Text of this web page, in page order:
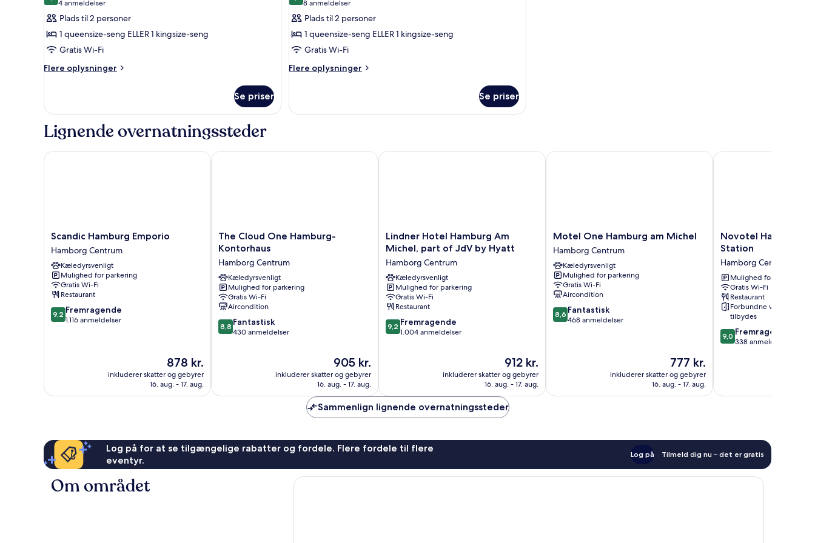
ONE)
ONE)
af
Værelse
-
balkon
(THE
4 anmeldelser
(4
anmeldelser)
Plads til 2 personer
1 queensize-seng ELLER 1 kingsize-seng
Gratis Wi-Fi
Flere oplysninger
Flere
-
(THE
Se priser
af
Værelse
(THE
ONE
with
8 anmeldelser
(8
anmeldelser)
Plads til 2 personer
1 queensize-seng ELLER 1 kingsize-seng
Gratis Wi-Fi
Flere oplysninger
Flere
(THE
Se priser
Lignende overnatningssteder
Scandic
Hamburg
Emporio
Hamborg
Centrum
Scandic Hamburg Emporio
Hamborg Centrum
Kæledyrsvenligt
Mulighed for parkering
Gratis Wi-Fi
Restaurant
9.2
ud
9,2 Fremragende
1.116 anmeldelser
Prisen
er
878 kr.
878 kr.
inkluderer skatter og gebyrer
16. aug. - 17. aug.
Scandic Hamburg Emporio
The
Cloud
Hamburg-
Kontorhaus
Hamborg
Centrum
The Cloud One Hamburg-
Kontorhaus
Hamborg Centrum
Kæledyrsvenligt
Mulighed for parkering
Gratis Wi-Fi
Aircondition
8.8
ud
8,8 Fantastisk
430 anmeldelser
Prisen
er
905 kr.
905 kr.
inkluderer skatter og gebyrer
16. aug. - 17. aug.
The Cloud One Hamburg-Kontorhaus
Lindner
Hotel
Hamburg
Am
Michel,
part
of
JdV
by
Hyatt
Lindner Hotel Hamburg Am
Michel, part of JdV by Hyatt
Hamborg Centrum
Kæledyrsvenligt
Mulighed for parkering
Gratis Wi-Fi
Restaurant
9.2
ud
9,2 Fremragende
1.004 anmeldelser
Prisen
er
912 kr.
912 kr.
inkluderer skatter og gebyrer
16. aug. - 17. aug.
Lindner Hotel Hamburg Am Michel, part of JdV by Hyatt
Motel
One
Hamburg
am
Michel
Hamborg
Centrum
Motel One Hamburg am Michel
Hamborg Centrum
Kæledyrsvenligt
Mulighed for parkering
Gratis Wi-Fi
Aircondition
8.6
ud
8,6 Fantastisk
468 anmeldelser
Prisen
er
777 kr.
777 kr.
inkluderer skatter og gebyrer
16. aug. - 17. aug.
Motel One Hamburg am Michel
Novotel
Hamburg
Station
Hamborg
Centrum
Novotel Hamburg
Station
Hamborg Centrum
Mulighed for parkering
Gratis Wi-Fi
Restaurant
Forbundne værelser
tilbydes
9.0
ud
anmeldelser
9,0 Fremragende
338 anmeldelser
Novotel Hamburg
Sammenlign lignende overnatningssteder
Log på for at se tilgængelige rabatter og fordele. Flere fordele til flere
eventyr.
Log på Tilmeld dig nu – det er gratis
Om området